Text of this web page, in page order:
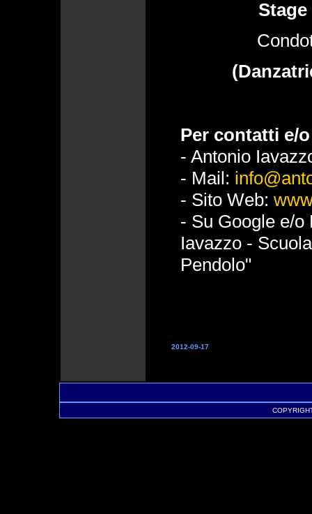
Per contatti e/
- Antonio
- Mail:
- Sito Web:
- Su Google e/o
Iavazzo -
Pendolo"
2012-09-17